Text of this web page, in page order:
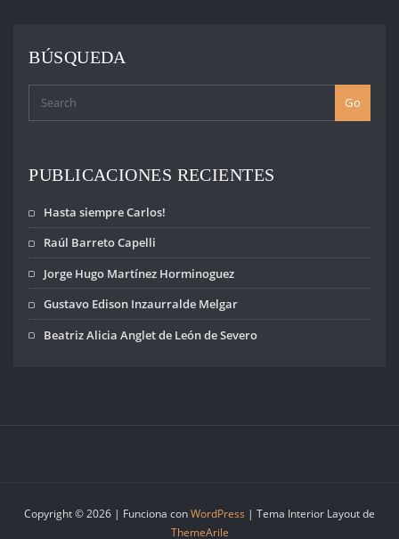
de Familiares de
Detenidos
declaró el 30 de
del Detenido
Uruguay se
conmemora la…
BÚSQUEDA
Go
PUBLICACIONES RECIENTES
Hasta siempre Carlos!
Raúl Barreto Capelli
Jorge Hugo Martínez Horminoguez
Gustavo Edison Inzaurralde Melgar
Beatriz Alicia Anglet de León de Severo
Copyright © 2026 | Funciona conWordPress | Tema Interior Layout de
ThemeArile